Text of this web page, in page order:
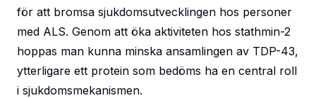
för att bromsa sjukdomsutvecklingen hos personer
med ALS. Genom att öka aktiviteten hos stathmin-2
hoppas man kunna minska ansamlingen av TDP-43,
ytterligare ett protein som bedöms ha en central roll
i sjukdomsmekanismen.